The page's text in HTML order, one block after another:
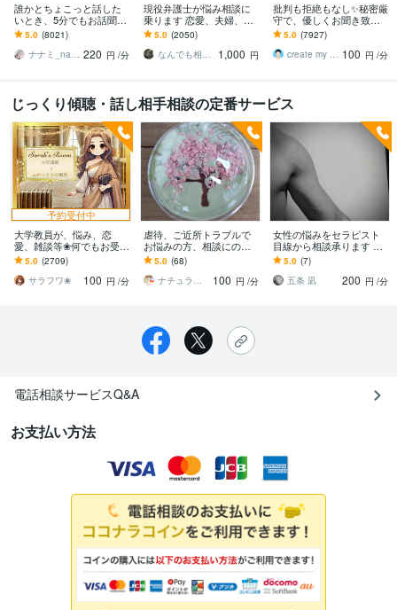
誰かとちょこっと話した
いとき、5分でもお話聞き
ます 疲れた～、でもカウ
ンセリングじゃない、な
んとなく雑談聞いて～
5.0 (8021)
ナナミ_nanami 220 円 /分
現役弁護士が悩み相談に
乗ります 恋愛、夫婦、学
校、会社、お金，単なる
愚痴など何でもOK！
5.0 (2050)
なんでも相談員
1,000 円
批判も拒絶もなし✨秘密厳
守で、優しくお聞き致し
ます ✨お試し１分から✨
違うかな？と思ったら途
中で切って構いません
5.0 (7927)
create my life 100 円 /分
じっくり傾聴・話し相手相談の定番サービス
予約受付中
大学教員が、悩み、恋
愛、雑談等❀何でもお受け
します 問題の核心へ❀モ
ヤモヤからの脱出へ❀脳内
整理を得意とします❀
5.0 (2709)
サラフワ❀
100 円 /分
虐待、ご近所トラブルで
お悩みの方、相談にのり
ます 子供の虐待では？家
庭内ご近所含め通報悩ん
でる、隣人問題等相談
5.0 (68)
ナチュラル９
100 円 /分
女性の悩みをセラピスト
目線から相談承ります 男
性セラピスト目線からの
お悩み相談
5.0 (7)
五条 凪
200 円 /分
電話相談サービスQ&A
お支払い方法